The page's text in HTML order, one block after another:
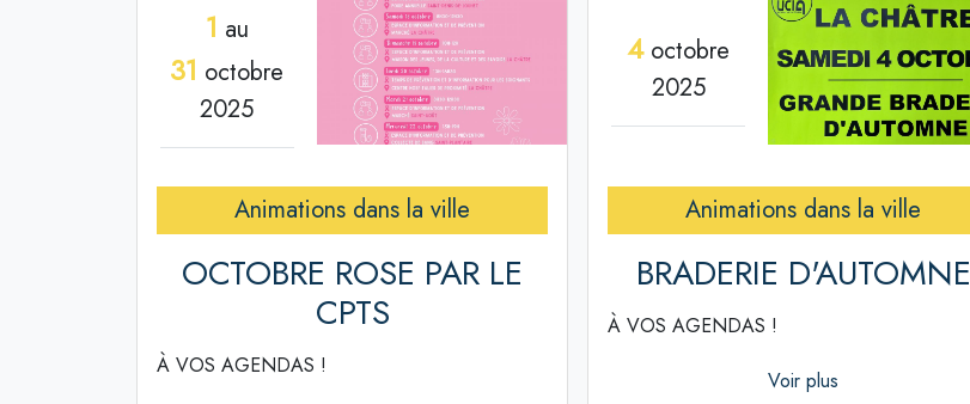
1 au
31 octobre
2025
Animations dans la ville
OCTOBRE ROSE PAR LE
CPTS
À VOS AGENDAS !
4octobre
2025
Animations dans la ville
BRADERIE D'AUTOMNE
À VOS AGENDAS !
Voir plus